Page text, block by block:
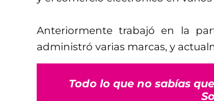
Anteriormente trabajó en la
administró varias marcas, y
Todo lo que no sabías